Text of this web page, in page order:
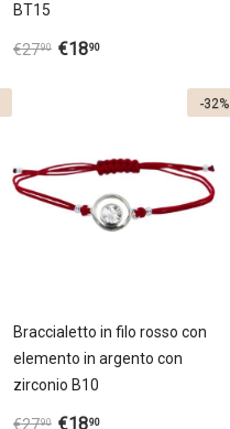
BT15
€2790 €1890
Braccialetto in filo rosso con
elemento in argento con
zirconio B10
€2790 €1890
-32%